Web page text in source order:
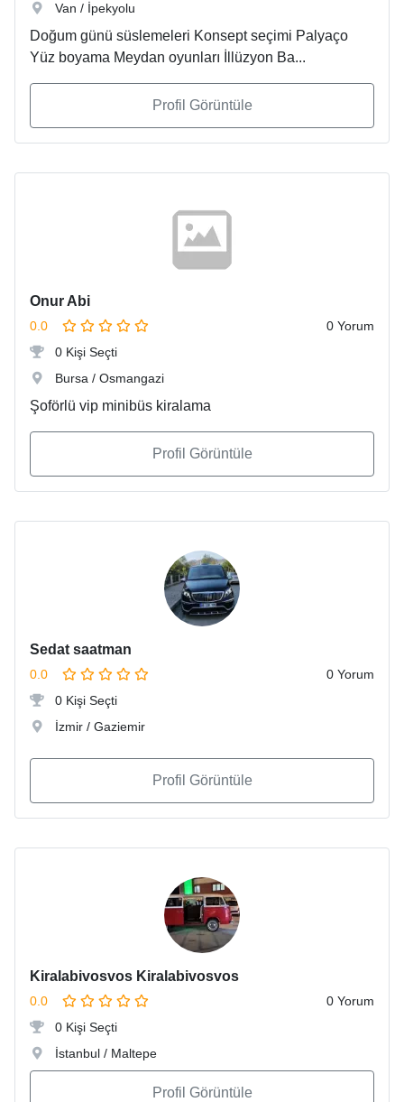
Van / İpekyolu
Doğum günü süslemeleri Konsept seçimi Palyaço
Yüz boyama Meydan oyunları İllüzyon Ba...
Profil Görüntüle
Onur Abi
0.0
0 Yorum
0 Kişi Seçti
Bursa / Osmangazi
Şoförlü vip minibüs kiralama
Profil Görüntüle
Sedat saatman
0.0
0 Yorum
0 Kişi Seçti
İzmir / Gaziemir
Profil Görüntüle
Kiralabivosvos Kiralabivosvos
0.0
0 Yorum
0 Kişi Seçti
İstanbul / Maltepe
Profil Görüntüle